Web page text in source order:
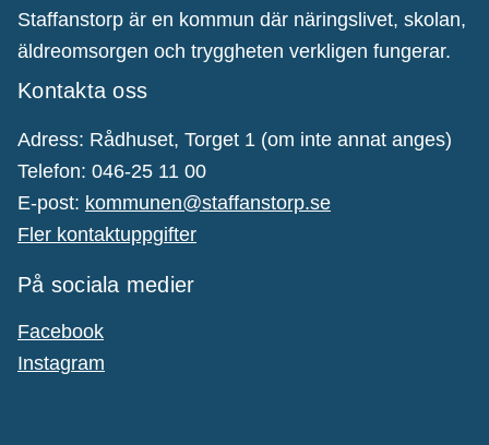
Staffanstorp är en kommun där näringslivet, skolan,
äldreomsorgen och tryggheten verkligen fungerar.
Kontakta oss
Adress: Rådhuset, Torget 1 (om inte annat anges)
Telefon: 046-25 11 00
E-post: kommunen@staffanstorp.se
Fler kontaktuppgifter
På sociala medier
Facebook
Instagram